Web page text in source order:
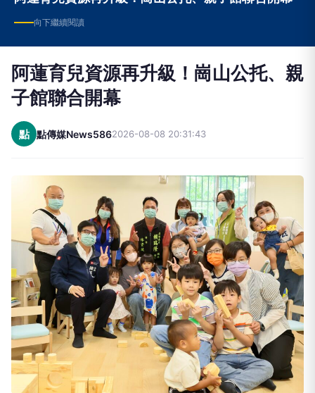
向下繼續閱讀
阿蓮育兒資源再升級！崗山公托、親
子館聯合開幕
點 點傳媒News5862026-08-08 20:31:43